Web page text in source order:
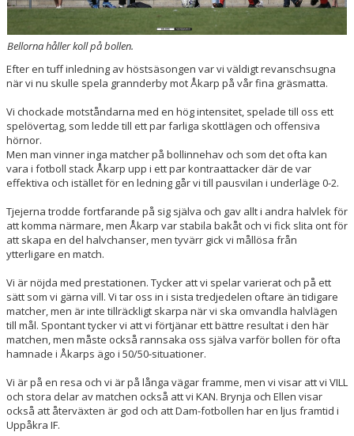
Bellorna håller koll på bollen.
Efter en tuff inledning av höstsäsongen var vi väldigt revanschsugna
när vi nu skulle spela grannderby mot Åkarp på vår fina gräsmatta.
Vi chockade motståndarna med en hög intensitet, spelade till oss ett
spelövertag, som ledde till ett par farliga skottlägen och offensiva
hörnor.
Men man vinner inga matcher på bollinnehav och som det ofta kan
vara i fotboll stack Åkarp upp i ett par kontraattacker där de var
effektiva och istället för en ledning går vi till pausvilan i underläge 0-2.
Tjejerna trodde fortfarande på sig själva och gav allt i andra halvlek för
att komma närmare, men Åkarp var stabila bakåt och vi fick slita ont för
att skapa en del halvchanser, men tyvärr gick vi mållösa från
ytterligare en match.
Vi är nöjda med prestationen. Tycker att vi spelar varierat och på ett
sätt som vi gärna vill. Vi tar oss in i sista tredjedelen oftare än tidigare
matcher, men är inte tillräckligt skarpa när vi ska omvandla halvlägen
till mål. Spontant tycker vi att vi förtjänar ett bättre resultat i den här
matchen, men måste också rannsaka oss själva varför bollen för ofta
hamnade i Åkarps ägo i 50/50-situationer.
Vi är på en resa och vi är på långa vägar framme, men vi visar att vi VILL
och stora delar av matchen också att vi KAN. Brynja och Ellen visar
också att återväxten är god och att Dam-fotbollen har en ljus framtid i
Uppåkra IF.